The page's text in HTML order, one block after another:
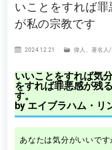
いことをすれば
が私の宗教です
2024.12.21 偉人、著名人 /
いいことをすれば気
をすれば罪悪感が残
す。
by エイブラハム・リ
あなたは気分がいいで